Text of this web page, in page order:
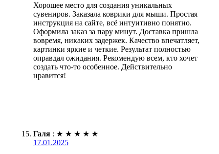
Хорошее место для создания уникальных
сувениров. Заказала коврики для мыши. Простая
инструкция на сайте, всё интуитивно понятно.
Оформила заказ за пару минут. Доставка пришла
вовремя, никаких задержек. Качество впечатляет,
картинки яркие и четкие. Результат полностью
оправдал ожидания. Рекомендую всем, кто хочет
создать что-то особенное. Действительно
нравится!
Галя : ★ ★ ★ ★ ★
17.01.2025